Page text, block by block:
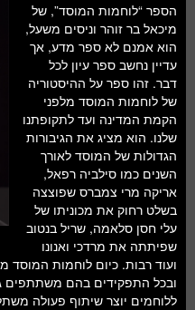
הספר “לוחמות המוסד”, של
מיכאל בר זוהר וניסים משעל,
הוא אמנם לא ספר מדע, אך
עדיין נחשב ספר עיון לכל
דבר. זהו ספר על ההיסטוריה
של לוחמות המוסד מלפני
הקמת המדינה ועד לתקופתנו
שלנו. הוא מציג את הגיבורות
הגדולות של המוסד לאורך
השנים כמו סילביה רפאל,
אריקה מרי צמברס שפוצצה
בשלט רחוק את מכוניתו של
עלי חסן סלאמה, שריל בנטוב
שפיתתה את מרדכי ואנונו
ועוד רבות. כיום לוחמות
ובכל התפקידים בהם משתתפים
ללוחמים יוצר שיתוף פעולה